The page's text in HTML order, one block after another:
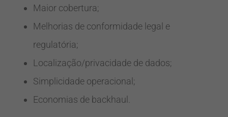
Maior cobertura;
Melhorias de conformidade legal e
regulatória;
Localização/privacidade de dados;
Simplicidade operacional;
Economias de backhaul.